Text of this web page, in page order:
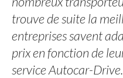
trouve de suite la
entreprises savent
prix en fonction de
service Autocar-